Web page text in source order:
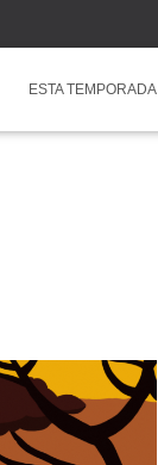
ESTA TEMPORADA